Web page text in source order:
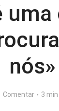
nós»
Comentar 3